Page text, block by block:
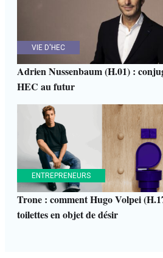
VIE D'HEC
Adrien Nussenbaum (H.01) :
HEC au futur
ENTREPRENEURS
Trone : comment Hugo Volpei
toilettes en objet de désir